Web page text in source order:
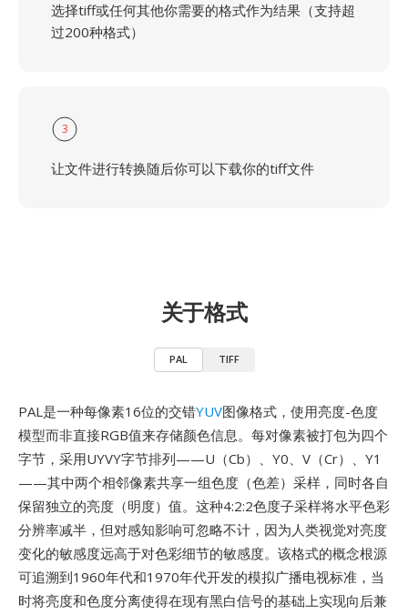
选择tiff或任何其他你需要的格式作为结果（支持超
过200种格式）
3
让文件进行转换随后你可以下载你的tiff文件
关于格式
PAL TIFF
PAL是一种每像素16位的交错YUV图像格式，使用亮度-色度
模型而非直接RGB值来存储颜色信息。每对像素被打包为四个
字节，采用UYVY字节排列——U（Cb）、Y0、V（Cr）、Y1
——其中两个相邻像素共享一组色度（色差）采样，同时各自
保留独立的亮度（明度）值。这种4:2:2色度子采样将水平色彩
分辨率减半，但对感知影响可忽略不计，因为人类视觉对亮度
变化的敏感度远高于对色彩细节的敏感度。该格式的概念根源
可追溯到1960年代和1970年代开发的模拟广播电视标准，当
时将亮度和色度分离使得在现有黑白信号的基础上实现向后兼